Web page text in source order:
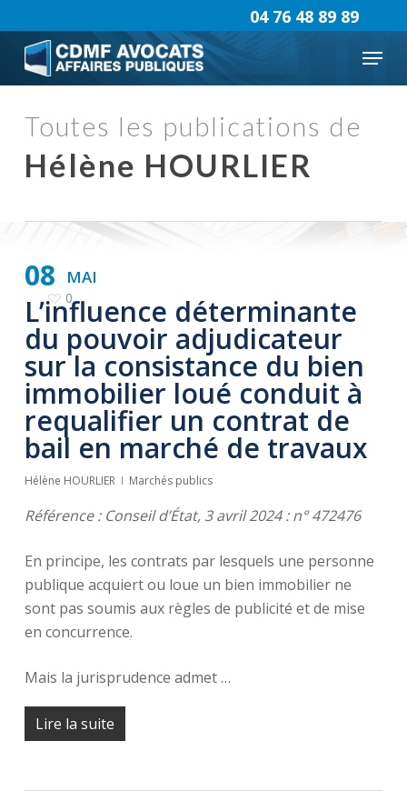
to
main
content
Menu
04 76 48 89 89
Toutes les publications de
Hélène HOURLIER
MAI
08
0
L’influence déterminante
du pouvoir adjudicateur
sur la consistance du bien
immobilier loué conduit à
requalifier un contrat de
bail en marché de travaux
Hélène HOURLIER Marchés publics
Référence : Conseil d’État, 3 avril 2024 : n° 472476
En principe, les contrats par lesquels une personne
publique acquiert ou loue un bien immobilier ne
sont pas soumis aux règles de publicité et de mise
en concurrence.
Mais la jurisprudence admet …
Lire la suite